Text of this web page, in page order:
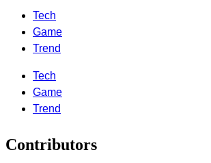
Tech
Game
Trend
Tech
Game
Trend
Contributors